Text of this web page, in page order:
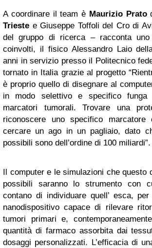
A coordinare il team è Maurizio Prato
Trieste e Giuseppe Toffoli del Cro di
del gruppo di ricerca – racconta uno
coinvolti, il fisico Alessandro Laio
anni in servizio presso il Politecnico
tornato in Italia grazie al progetto
è proprio quello di disegnare al
in modo selettivo e specifico
marcatori tumorali. Trovare una
riconoscere uno specifico marcatore
cercare un ago in un pagliaio, dato
possibili sono dell’ordine di 100 miliardi”.
Il computer e le simulazioni che questo
possibili saranno lo strumento con
contano di individuare quell’ esca,
nanodispositivo capace di rilevare
tumori primari e,
quantità di farmaco assorbita dai
dosaggi personalizzati. L’efficacia di